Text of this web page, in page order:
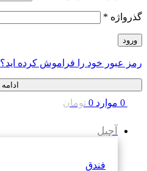
گذرواژه *
ورود
رمز عبور خود را فراموش کرده اید؟
ادامه
0 موارد 0 تومان
آجیل
فندق